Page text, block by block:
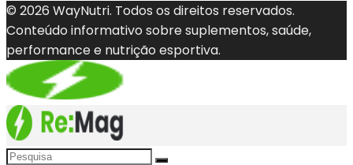
© 2026 WayNutri. Todos os direitos reservados.
Conteúdo informativo sobre suplementos, saúde,
performance e nutrição esportiva.